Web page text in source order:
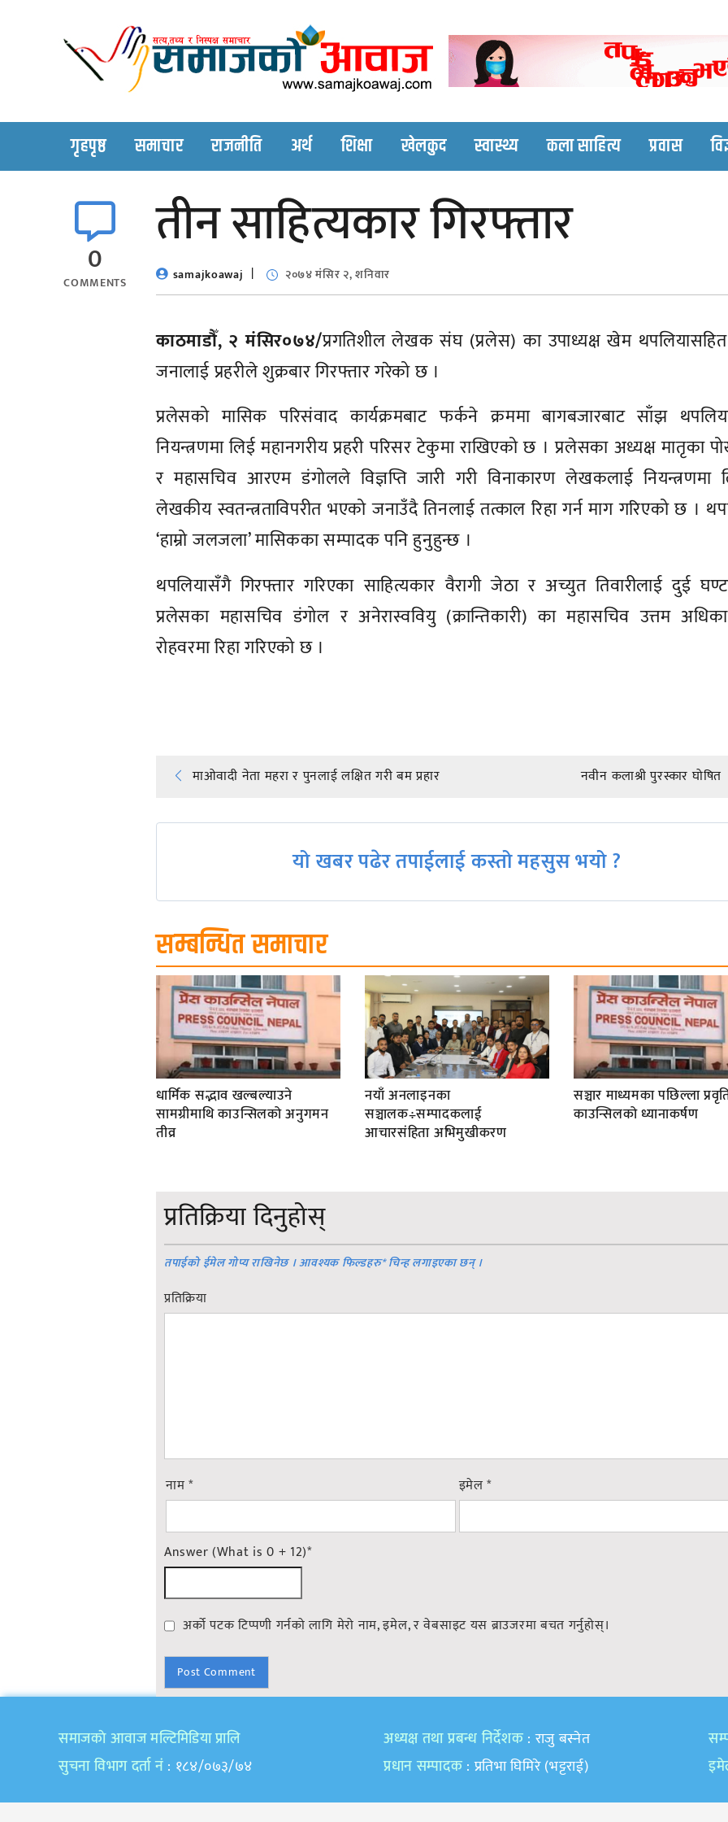
Nepali online news
Nepali online news portal site
गृहपृष्ठ समाचार राजनीति अर्थ शिक्षा खेलकुद स्वास्थ्य कला साहित्य प्रवास
0
COMMENTS
तीन साहित्यकार गिरफ्तार
samajkoawaj २०७४ मंसिर २, शनिवार
काठमाडौँ, २ मंसिर०७४/प्रगतिशील लेखक संघ (प्रलेस) का उपाध्यक्ष खेम
जनालाई प्रहरीले शुक्रबार गिरफ्तार गरेको छ ।
प्रलेसको मासिक परिसंवाद कार्यक्रमबाट फर्कने क्रममा बागबजारबाट साँझ
नियन्त्रणमा लिई महानगरीय प्रहरी परिसर टेकुमा राखिएको छ । प्रलेसका अध्यक्ष मातृका
र महासचिव आरएम डंगोलले विज्ञप्ति जारी गरी विनाकारण लेखकलाई नियन्त्रणमा
लेखकीय स्वतन्त्रताविपरीत भएको जनाउँदै तिनलाई तत्काल रिहा गर्न माग गरिएको छ ।
‘हाम्रो जलजला’ मासिकका सम्पादक पनि हुनुहुन्छ ।
थपलियासँगै गिरफ्तार गरिएका साहित्यकार वैरागी जेठा र अच्युत तिवारीलाई दुई
प्रलेसका महासचिव डंगोल र अनेरास्ववियु (क्रान्तिकारी) का महासचिव उत्तम
रोहवरमा रिहा गरिएको छ ।
Post
navigation
माओवादी नेता महरा र पुनलाई लक्षित गरी बम प्रहार नवीन कलाश्री पुरस्कार घोषित
यो खबर पढेर तपाईलाई कस्तो महसुस भयो ?
सम्बन्धित समाचार
धार्मिक सद्भाव खल्बल्याउने
सामग्रीमाथि काउन्सिलको अनुगमन
तीव्र
नयाँ अनलाइनका
सञ्चालक÷सम्पादकलाई
आचारसंहिता अभिमुखीकरण
सञ्चार माध्यमका पछिल्ला
काउन्सिलको ध्यानाकर्षण
प्रतिक्रिया दिनुहोस्
तपाईको ईमेल गोप्य राखिनेछ । आवश्यक फिल्डहरु*चिन्ह लगाइएका छन् ।
प्रतिक्रिया
नाम* इमेल*
Answer (What is 0 + 12)*
अर्को पटक टिप्पणी गर्नको लागि मेरो नाम, इमेल, र वेबसाइट यस ब्राउजरमा बचत गर्नुहोस्।
समाजकाे आवाज मल्टिमिडिया प्रालि
सुचना विभाग दर्ता नं : १८४/०७३/७४
अध्यक्ष तथा प्रबन्ध निर्देशक : राजु बस्नेत
प्रधान सम्पादक : प्रतिभा घिमिरे (भट्टराई)